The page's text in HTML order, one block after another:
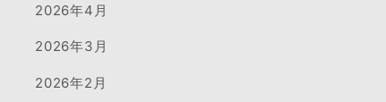
2026年4月
2026年3月
2026年2月